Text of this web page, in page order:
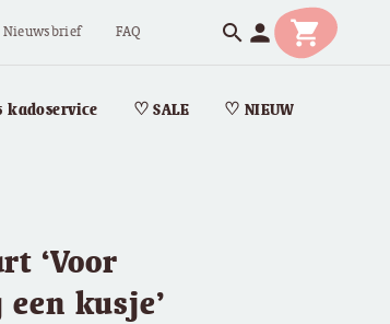
Nieuwsbrief FAQ search person shopping_cart
kadoservice ♡ SALE ♡ NIEUW
‘Voor
kusje’